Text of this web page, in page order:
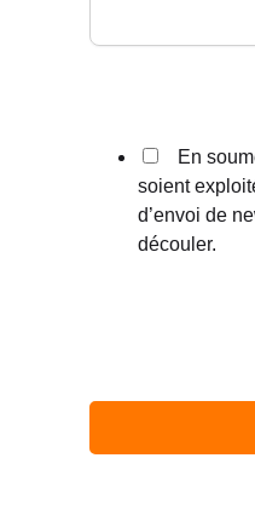
En
soient
d’envoi de
découler.